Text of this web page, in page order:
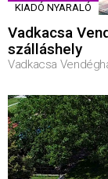
KIADÓ NYARALÓ
Vadkacsa
szálláshely
Vadkacsa